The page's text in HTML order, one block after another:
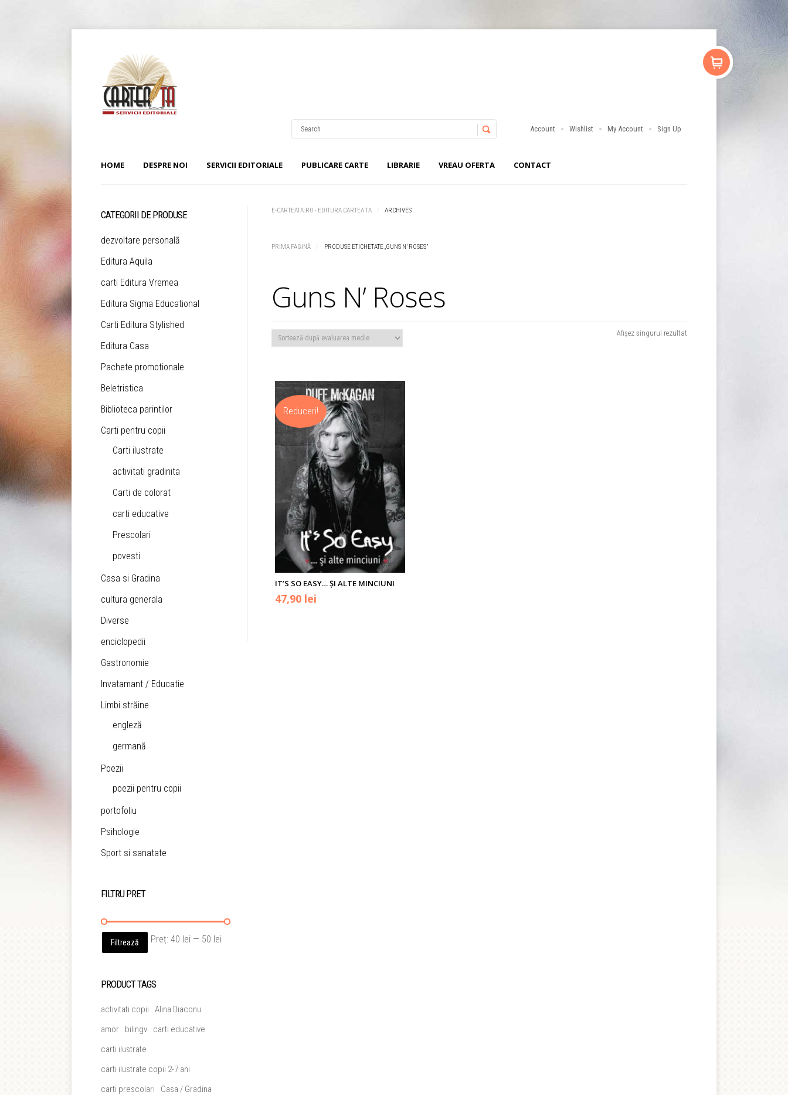
Account Wishlist My Account Sign Up
HOME DESPRE NOI SERVICII EDITORIALE PUBLICARE CARTE LIBRARIE VREAU OFERTA CONTACT
E-CARTEATA.RO - EDITURA CARTEA TA ARCHIVES
PRIMA PAGINĂ PRODUSE ETICHETATE „GUNS N’ ROSES”
Guns N’ Roses
Afișez singurul rezultat
Reduceri!
IT’S SO EASY… ȘI ALTE MINCIUNI
Prețul
47,90 lei
CATEGORII DE PRODUSE
dezvoltare personală
Editura Aquila
carti Editura Vremea
Editura Sigma Educational
Carti Editura Stylished
Editura Casa
Pachete promotionale
Beletristica
Biblioteca parintilor
Carti pentru copii
Carti ilustrate
activitati gradinita
Carti de colorat
carti educative
Prescolari
povesti
Casa si Gradina
cultura generala
Diverse
enciclopedii
Gastronomie
Invatamant / Educatie
Limbi străine
engleză
germană
Poezii
poezii pentru copii
portofoliu
Psihologie
Sport si sanatate
FILTRU PRET
minim
maxim
Filtrează Preț: 40 lei — 50 lei
PRODUCT TAGS
activitati copii
Alina Diaconu
amor
bilingv
carti educative
carti ilustrate
carti ilustrate copii 2-7 ani
carti prescolari
Casa / Gradina
Password
Remember Me